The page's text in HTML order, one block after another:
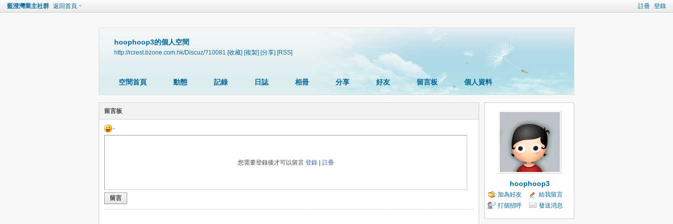
註冊 登錄
藍澄灣業主社群 返回首頁
hoophoop3的個人空間
http://rcrest.bzone.com.hk/Discuz/?10081 [收藏] [複製] [分享] [RSS]
空間首頁 動態 記錄 日誌 相冊 分享 好友 留言板 個人資料
留言板
您需要登錄後才可以留言 登錄| 註冊
留言
hoophoop3
加為好友
給我留言
打個招呼
發送消息